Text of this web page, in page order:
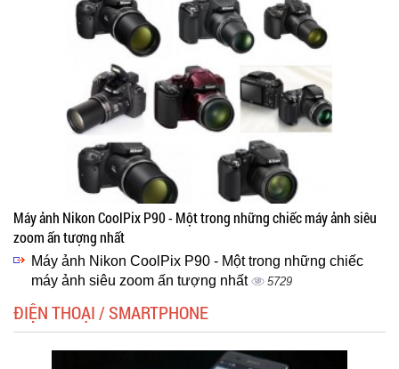
Máy ảnh Nikon CoolPix P90 - Một trong những chiếc máy ảnh siêu
zoom ấn tượng nhất
Máy ảnh Nikon CoolPix P90 - Một trong những chiếc
máy ảnh siêu zoom ấn tượng nhất
5729
ĐIỆN THOẠI / SMARTPHONE